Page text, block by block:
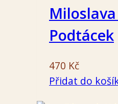
Podtácek
470 Kč
Přidat do